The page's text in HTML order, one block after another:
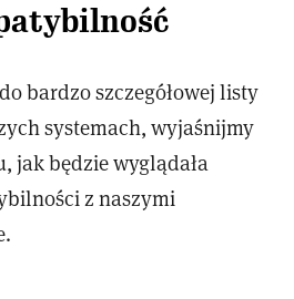
bardzo szczegółowej listy
systemach, wyjaśnijmy
jak będzie wyglądała
z naszymi